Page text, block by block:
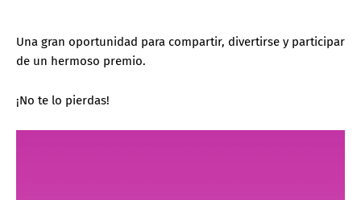
Una gran oportunidad para compartir, divertirse y participar
de un hermoso premio.
¡No te lo pierdas!